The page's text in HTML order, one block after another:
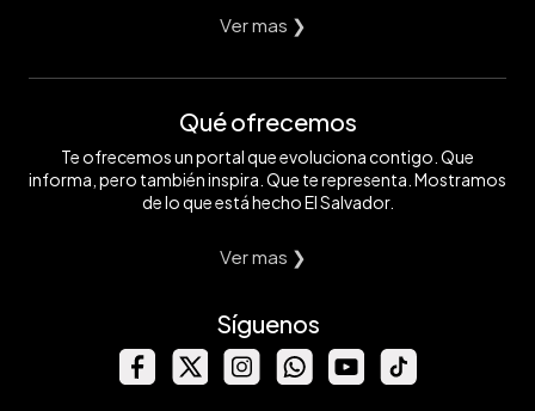
Ver mas ❯
Qué ofrecemos
Te ofrecemos un portal que evoluciona contigo. Que
informa, pero también inspira. Que te representa. Mostramos
de lo que está hecho El Salvador.
Ver mas ❯
Síguenos